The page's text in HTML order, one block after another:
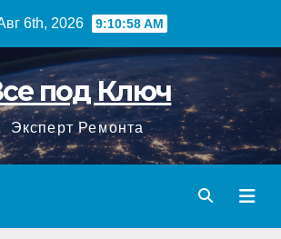
6th, 2026 9:10:59 AM
под Ключ
Эксперт Ремонта